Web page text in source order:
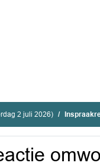
2 juli 2026) Inspraakreactie